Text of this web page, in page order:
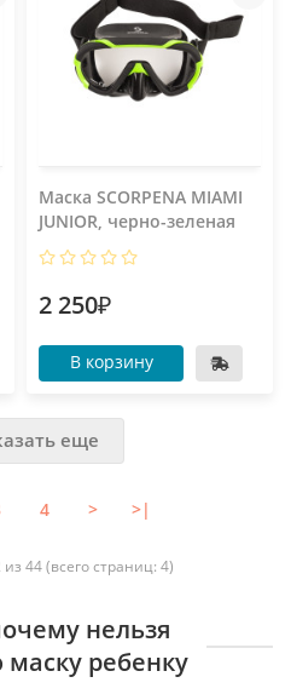
Маска SCORPENA MIAMI
JUNIOR, черно-зеленая
2 250₽
В корзину
еще
4 > >|
44 (всего страниц: 4)
нельзя
маску ребенку